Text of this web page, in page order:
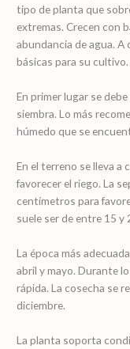
tipo de planta que
extremas. Crecen con
abundancia de agua.
básicas para su cultivo.
En primer lugar se
siembra. Lo más
húmedo que se
En el terreno se lleva a
favorecer el riego. La
centímetros para
suele ser de entre 15
La época más
abril y mayo. Durante
rápida. La cosecha se
diciembre.
La planta soporta